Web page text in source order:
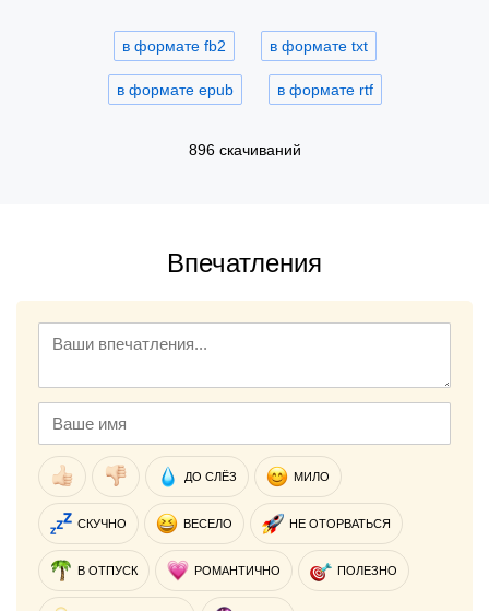
в формате fb2 в формате txt
в формате epub в формате rtf
896 скачиваний
Впечатления
ДО СЛЁЗ МИЛО
СКУЧНО ВЕСЕЛО НЕ ОТОРВАТЬСЯ
В ОТПУСК РОМАНТИЧНО ПОЛЕЗНО